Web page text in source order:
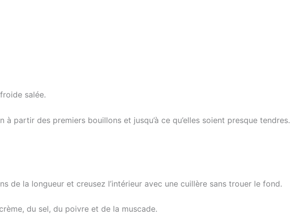
salée.
partir des premiers bouillons et jusqu’à ce qu’elles soient presque tendres.
de la longueur et creusez l’intérieur avec une cuillère sans trouer le fond.
du sel, du poivre et de la muscade.